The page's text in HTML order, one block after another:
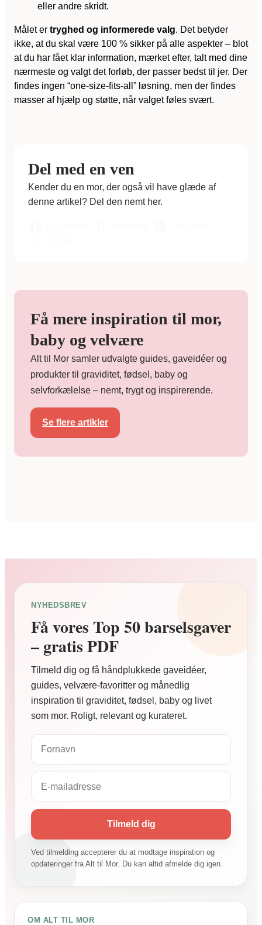
eller andre skridt.
Målet er tryghed og informerede valg. Det betyder
ikke, at du skal være 100 % sikker på alle aspekter – blot
at du har fået klar information, mærket efter, talt med dine
nærmeste og valgt det forløb, der passer bedst til jer. Der
findes ingen “one-size-fits-all” løsning, men der findes
masser af hjælp og støtte, når valget føles svært.
Del med en ven
Kender du en mor, der også vil have glæde af
denne artikel? Del den nemt her.
Få mere inspiration til mor,
baby og velvære
Alt til Mor samler udvalgte guides, gaveidéer og
produkter til graviditet, fødsel, baby og
selvforkælelse – nemt, trygt og inspirerende.
Se flere artikler
NYHEDSBREV
Få vores Top 50 barselsgaver
– gratis PDF
Tilmeld dig og få håndplukkede gaveidéer,
guides, velvære-favoritter og månedlig
inspiration til graviditet, fødsel, baby og livet
som mor. Roligt, relevant og kurateret.
Tilmeld dig
Ved tilmelding accepterer du at modtage inspiration og
opdateringer fra Alt til Mor. Du kan altid afmelde dig igen.
OM ALT TIL MOR